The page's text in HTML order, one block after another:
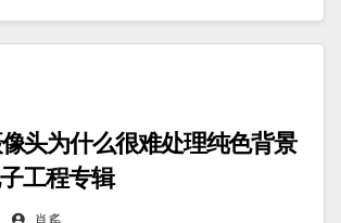
头为什么很难处理纯色背景
工程专辑
肖䍃